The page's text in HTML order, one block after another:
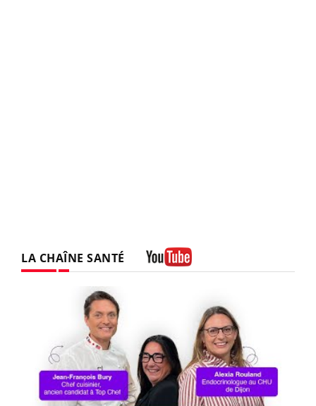
LA CHAÎNE SANTÉ